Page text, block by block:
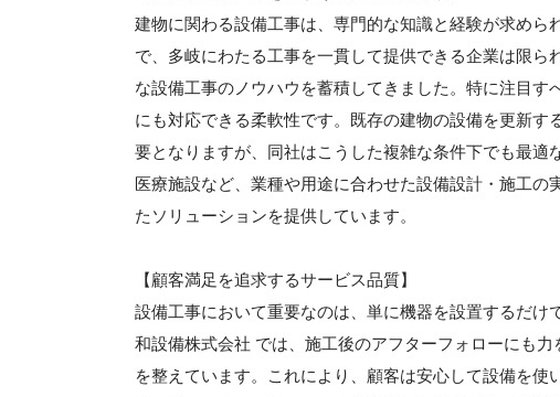
建物に関わる設備工事は、専門的な知識と経験が求め
で、多岐にわたる工事を一貫して提供できる企業は限
な設備工事のノウハウを蓄積してきました。特に注目
にも対応できる柔軟性です。既存の建物の設備を更新
要となりますが、同社はこうした複雑な条件下でも最適
医療施設など、業種や用途に合わせた設備設計・施工
たソリューションを提供しています。
【顧客満足を追求するサービス品質】
設備工事において重要なのは、単に機器を設置するだ
和設備株式会社 では、施工後のアフターフォローにも
を整えています。これにより、顧客は安心して設備を